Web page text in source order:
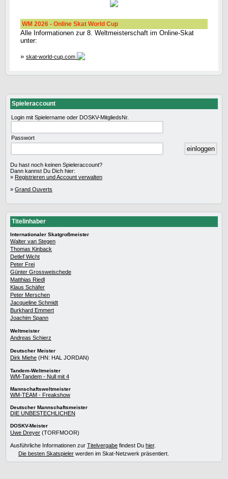
WM 2026 - Online Skat World Cup
Alle Informationen zur 8. Weltmeisterschaft im Online-Skat
unter:
» skat-world-cup.com
Spieleraccount
Login mit Spielername oder DOSKV-MitgliedsNr.
Passwort
Du hast noch keinen Spieleraccount?
Dann kannst Du Dich hier:
» Registrieren und Account verwalten
» Grand Ouverts
Titelinhaber
Internationaler Skatgroßmeister
Walter van Stegen
Thomas Kinback
Detlef Wicht
Peter Frei
Günter Grossweischede
Matthias Riedl
Klaus Schäfer
Peter Merschen
Jacqueline Schmidt
Burkhard Emmert
Joachim Spann
Weltmeister
Andreas Schierz
Deutscher Meister
Dirk Miehe (HN: HAL JORDAN)
Tandem-Weltmeister
WM-Tandem - Null mit 4
Mannschaftsweltmeister
WM-TEAM - Freakshow
Deutscher Mannschaftsmeister
DIE UNBESTECHLICHEN
DOSKV-Meister
Uwe Dreyer (TORFMOOR)
Ausführliche Informationen zur Titelvergabe findest Du hier.
Die besten Skatspieler werden im Skat-Netzwerk präsentiert.